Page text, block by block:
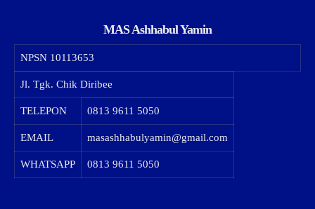
MAS Ashhabul Yamin
NPSN 10113653
Jl. Tgk. Chik Diribee
TELEPON 0813 9611 5050
EMAIL masashhabulyamin@gmail.com
WHATSAPP 0813 9611 5050